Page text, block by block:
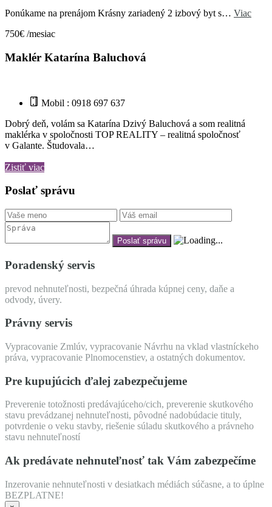
Ponúkame na prenájom Krásny zariadený 2 izbový byt s… Viac
750€ /mesiac
Maklér Katarína Baluchová
Mobil : 0918 697 637
Dobrý deň, volám sa Katarína Dzivý Baluchová a som realitná
maklérka v spoločnosti TOP REALITY – realitná spoločnosť
v Galante. Študovala…
Zistiť viac
Poslať správu
Poradenský servis
prevod nehnuteľnosti, bezpečná úhrada kúpnej ceny, daňe a
odvody, úvery.
Právny servis
Vypracovanie Zmlúv, vypracovanie Návrhu na vklad vlastníckeho
práva, vypracovanie Plnomocenstiev, a ostatných dokumentov.
Pre kupujúcich ďalej zabezpečujeme
Preverenie totožnosti predávajúceho/cich, preverenie skutkového
stavu prevádzanej nehnuteľnosti, pôvodné nadobúdacie tituly,
potvrdenie o veku stavby, riešenie súladu skutkového a právneho
stavu nehnuteľností
Ak predávate nehnuteľnosť tak Vám zabezpečíme
Inzerovanie nehnuteľnosti v desiatkach médiách súčasne, a to úplne
BEZPLATNE!